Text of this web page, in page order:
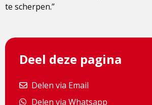
te scherpen.”
Deel deze pagina
Delen via Email
Delen via Email
Delen via Whatsapp
Delen via Whatsapp